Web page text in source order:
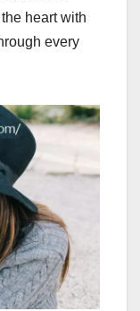
heart with
every